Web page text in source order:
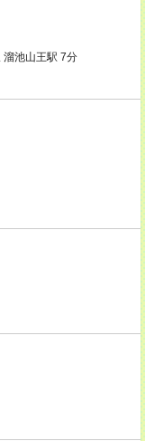
溜池山王駅 7分